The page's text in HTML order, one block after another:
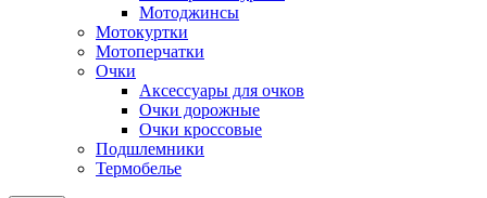
Мотоджинсы
Мотокуртки
Мотоперчатки
Очки
Аксессуары для очков
Очки дорожные
Очки кроссовые
Подшлемники
Термобелье